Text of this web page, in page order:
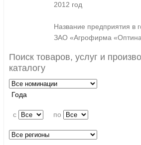
2012 год
Название предприятия в
ЗАО «Агрофирма
Поиск товаров, услуг и
каталогу
Года
c по